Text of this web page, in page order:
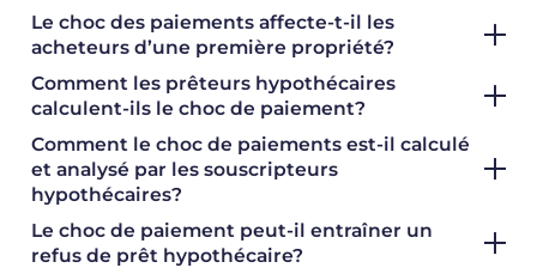
Le choc des paiements affecte-t-il les
acheteurs d’une première propriété?
Comment les prêteurs hypothécaires
calculent-ils le choc de paiement?
Comment le choc de paiements est-il calculé
et analysé par les souscripteurs
hypothécaires?
Le choc de paiement peut-il entraîner un
refus de prêt hypothécaire?